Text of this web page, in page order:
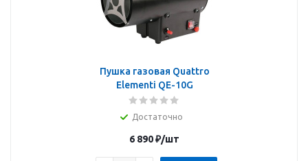
Пушка газовая Quattro
Elementi QE-10G
Достаточно
6 890₽/шт